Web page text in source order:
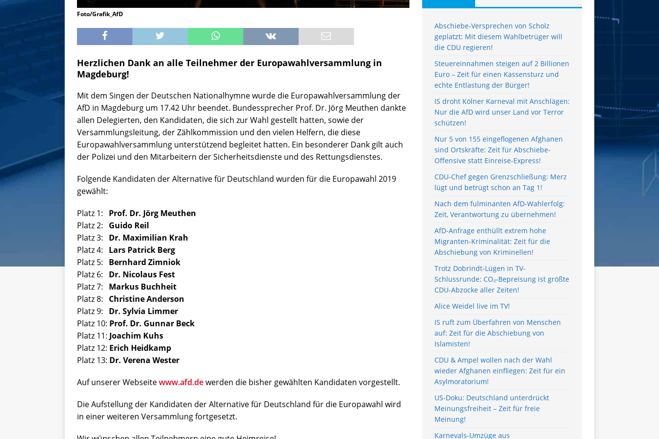
Foto/Grafik_AfD
Herzlichen Dank an alle Teilnehmer der Europawahlversammlung in
Magdeburg!
Mit dem Singen der Deutschen Nationalhymne wurde die Europawahlversammlung der
AfD in Magdeburg um 17.42 Uhr beendet. Bundessprecher Prof. Dr. Jörg Meuthen dankte
allen Delegierten, den Kandidaten, die sich zur Wahl gestellt hatten, sowie der
Versammlungsleitung, der Zählkommission und den vielen Helfern, die diese
Europawahlversammlung unterstützend begleitet hatten. Ein besonderer Dank gilt auch
der Polizei und den Mitarbeitern der Sicherheitsdienste und des Rettungsdienstes.
Folgende Kandidaten der Alternative für Deutschland wurden für die Europawahl 2019
gewählt:
Platz 1: Prof. Dr. Jörg Meuthen
Platz 2: Guido Reil
Platz 3: Dr. Maximilian Krah
Platz 4: Lars Patrick Berg
Platz 5: Bernhard Zimniok
Platz 6: Dr. Nicolaus Fest
Platz 7: Markus Buchheit
Platz 8: Christine Anderson
Platz 9: Dr. Sylvia Limmer
Platz 10: Prof. Dr. Gunnar Beck
Platz 11: Joachim Kuhs
Platz 12: Erich Heidkamp
Platz 13: Dr. Verena Wester
Auf unserer Webseitewww.afd.dewerden die bisher gewählten Kandidaten vorgestellt.
Die Aufstellung der Kandidaten der Alternative für Deutschland für die Europawahl wird
in einer weiteren Versammlung fortgesetzt.
Abschiebe-Versprechen von Scholz
geplatzt: Mit diesem Wahlbetrüger will
die CDU regieren!
Steuereinnahmen steigen auf 2 Billionen
Euro – Zeit für einen Kassensturz und
echte Entlastung der Bürger!
IS droht Kölner Karneval mit Anschlägen:
Nur die AfD wird unser Land vor Terror
schützen!
Nur 5 von 155 eingeflogenen Afghanen
sind Ortskräfte: Zeit für Abschiebe-
Offensive statt Einreise-Express!
CDU-Chef gegen Grenzschließung: Merz
lügt und betrügt schon an Tag 1!
Nach dem fulminanten AfD-Wahlerfolg:
Zeit, Verantwortung zu übernehmen!
AfD-Anfrage enthüllt extrem hohe
Migranten-Kriminalität: Zeit für die
Abschiebung von Kriminellen!
Trotz Dobrindt-Lügen in TV-
Schlussrunde: CO₂-Bepreisung ist größte
CDU-Abzocke aller Zeiten!
Alice Weidel live im TV!
IS ruft zum Überfahren von Menschen
auf: Zeit für die Abschiebung von
Islamisten!
CDU & Ampel wollen nach der Wahl
wieder Afghanen einfliegen: Zeit für ein
Asylmoratorium!
US-Doku: Deutschland unterdrückt
Meinungsfreiheit – Zeit für freie
Meinung!
Karnevals-Umzüge aus